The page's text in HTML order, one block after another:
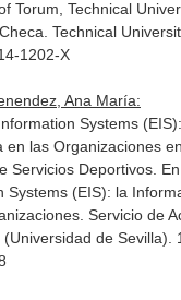
Torum, Technical
Technical
1202-X
Ana María:
Systems
en las Organizaciones
Servicios Deportivos.
Systems (EIS): la
. Servicio de
(Universidad de Sevilla).